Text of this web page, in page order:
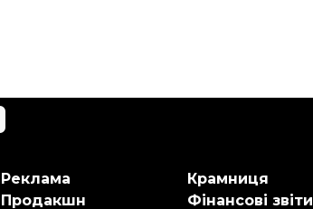
Реклама
Продакшн
Крамниця
Фінансові звіти